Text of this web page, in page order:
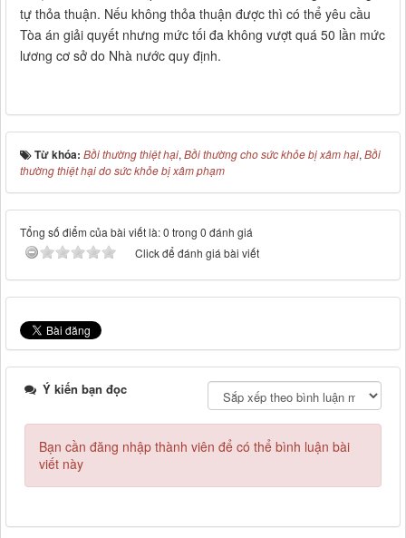
tự thỏa thuận. Nếu không thỏa thuận được thì có thể yêu cầu
Tòa án giải quyết nhưng mức tối đa không vượt quá 50 lần mức
lương cơ sở do Nhà nước quy định.
Từ khóa: Bồi thường thiệt hại, Bồi thường cho sức khỏe bị xâm hại, Bồi
thường thiệt hại do sức khỏe bị xâm phạm
Tổng số điểm của bài viết là: 0 trong 0 đánh giá
Click để đánh giá bài viết
Ý kiến bạn đọc
Bạn cần đăng nhập thành viên để có thể bình luận bài
viết này